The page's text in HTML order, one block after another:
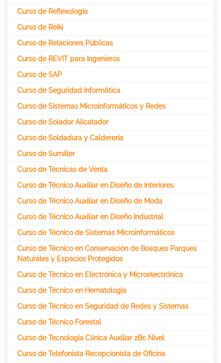
Curso de Reflexología
Curso de Reiki
Curso de Relaciones Públicas
Curso de REVIT para Ingenieros
Curso de SAP
Curso de Seguridad Informática
Curso de Sistemas Microinformáticos y Redes
Curso de Solador Alicatador
Curso de Soldadura y Calderería
Curso de Sumiller
Curso de Técnicas de Venta
Curso de Técnico Auxiliar en Diseño de Interiores
Curso de Técnico Auxiliar en Diseño de Moda
Curso de Técnico Auxiliar en Diseño Industrial
Curso de Técnico de Sistemas Microinformáticos
Curso de Técnico en Conservación de Bosques Parques
Naturales y Espacios Protegidos
Curso de Técnico en Electrónica y Microelectrónica
Curso de Técnico en Hematología
Curso de Técnico en Seguridad de Redes y Sistemas
Curso de Técnico Forestal
Curso de Tecnología Clínica Auxiliar 2Вє Nivel
Curso de Telefonista Recepcionista de Oficina